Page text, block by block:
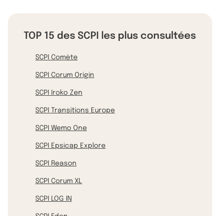
TOP 15 des SCPI les plus consultées
SCPI Comète
SCPI Corum Origin
SCPI Iroko Zen
SCPI Transitions Europe
SCPI Wemo One
SCPI Epsicap Explore
SCPI Reason
SCPI Corum XL
SCPI LOG IN